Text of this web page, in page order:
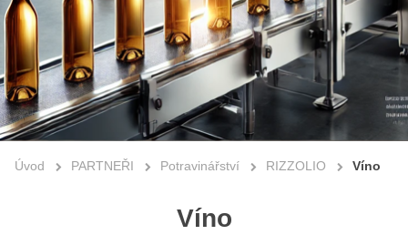
Úvod PARTNEŘI Potravinářství RIZZOLIO Víno
Víno